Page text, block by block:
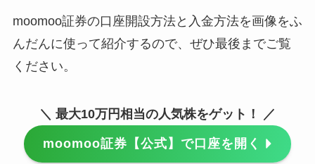
moomoo証券の口座開設方法と入金方法を画像をふ
んだんに使って紹介するので、ぜひ最後までご覧
ください。
＼ 最大10万円相当の人気株をゲット！ ／
moomoo証券【公式】で口座を開く